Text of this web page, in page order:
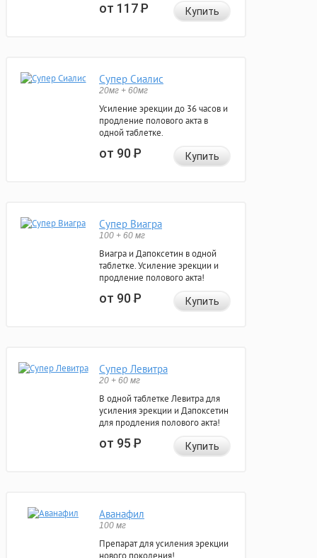
от 117Р Купить
Супер Сиалис
20мг + 60мг
Усиление эрекции до 36 часов и
продление полового акта в
одной таблетке.
от 90Р Купить
Супер Виагра
100 + 60 мг
Виагра и Дапоксетин в одной
таблетке. Усиление эрекции и
продление полового акта!
от 90Р Купить
Супер Левитра
20 + 60 мг
В одной таблетке Левитра для
усиления эрекции и Дапоксетин
для продления полового акта!
от 95Р Купить
Аванафил
100 мг
Препарат для усиления эрекции